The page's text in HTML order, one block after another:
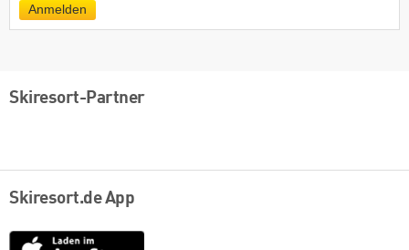
Anmelden
Skiresort-Partner
Skiresort.de App
App